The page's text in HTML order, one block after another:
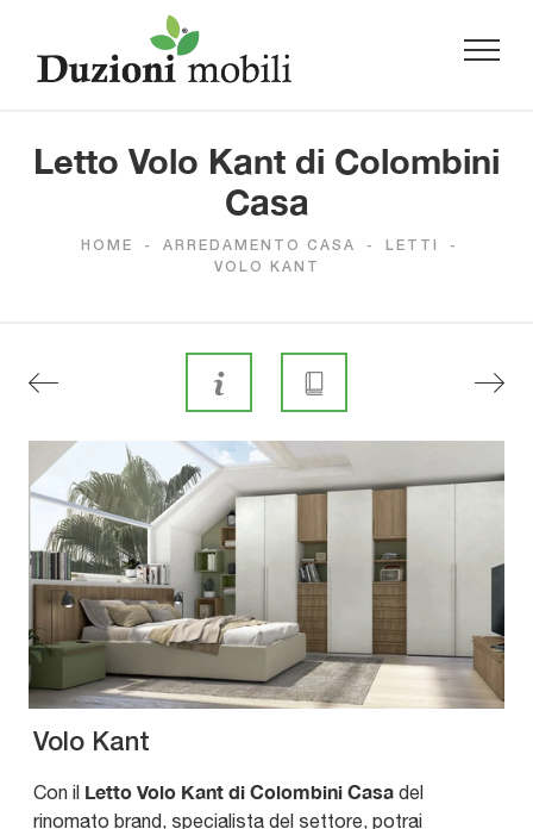
Letto Volo Kant di Colombini
Casa
HOME - ARREDAMENTO CASA - LETTI
-
VOLO KANT
Volo Kant
Con il Letto Volo Kant di Colombini Casa del
rinomato brand, specialista del settore, potrai